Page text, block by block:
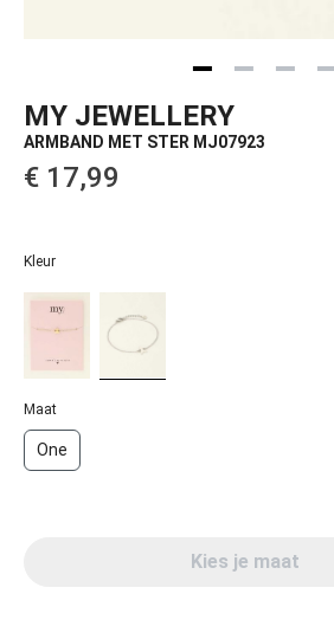
MY JEWELLERY
ARMBAND MET STER MJ07923
€ 17,99‌
Kleur
Maat
One
Kies je maat